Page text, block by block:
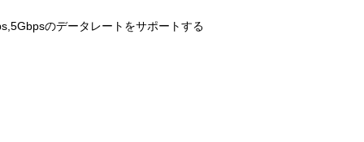
のデータレートをサポートする